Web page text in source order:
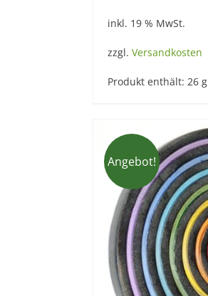
inkl. 19 % MwSt.
zzgl. Versandkosten
Produkt enthält: 26 g
Angebot!